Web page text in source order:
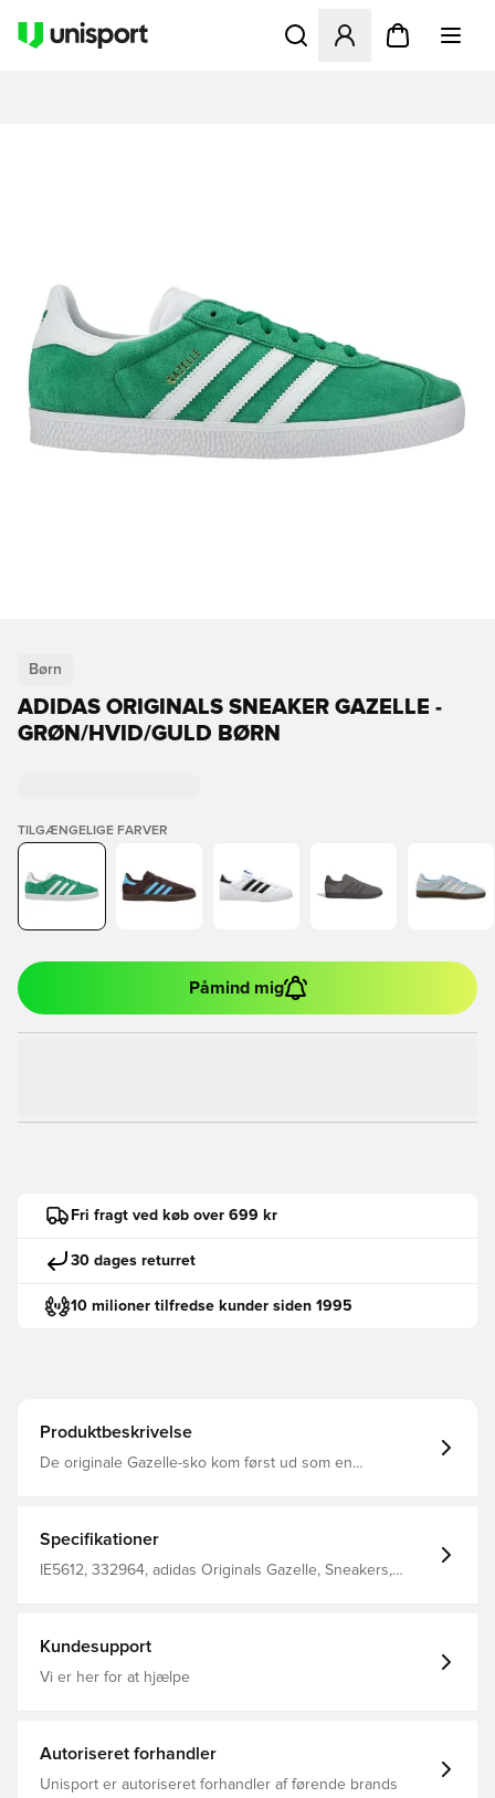
Åbner en Modal til at
Børn
ADIDAS ORIGINALS SNEAKER GAZELLE -
GRØN/HVID/GULD BØRN
TILGÆNGELIGE FARVER
Påmind mig
Fri fragt ved køb over 699 kr
30 dages returret
10 milioner tilfredse kunder siden 1995
Produktbeskrivelse
De originale Gazelle-sko kom først ud som en
tekstureret ruskindsoverdel og vintagefarver for at give
den autentisk stil. Snørelukning Overdel i ruskind Ydersål
i gummi; Blødt jerseyfor Mærk komforten og ydeevnen
Specifikationer
IE5612, 332964, adidas Originals Gazelle, Sneakers,
Kundesupport
Vi er her for at hjælpe
Autoriseret forhandler
Unisport er autoriseret forhandler af førende brands